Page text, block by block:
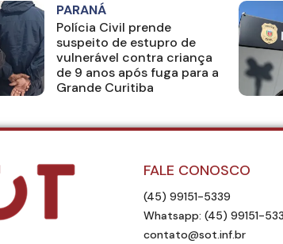
PARANÁ
Polícia Civil prende
suspeito de estupro de
vulnerável contra criança
de 9 anos após fuga para a
Grande Curitiba
FALE CONOSCO
(45) 99151-5339
Whatsapp: (45) 99151-
contato@sot.inf.br